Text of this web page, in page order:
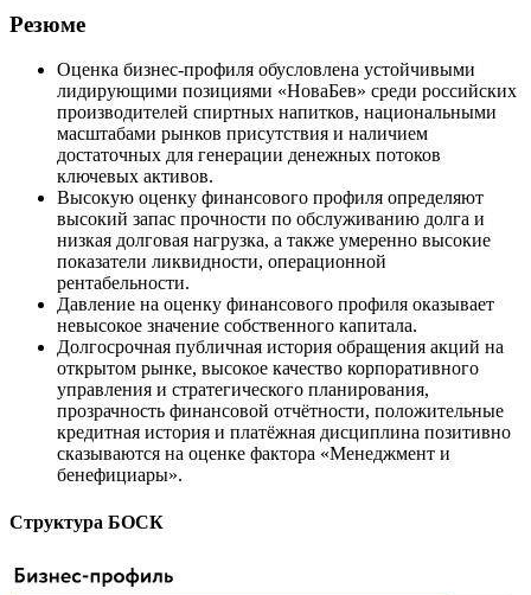
Резюме
Оценка бизнес-профиля обусловлена устойчивыми
лидирующими позициями «НоваБев» среди российских
производителей спиртных напитков, национальными
масштабами рынков присутствия и наличием
достаточных для генерации денежных потоков
ключевых активов.
Высокую оценку финансового профиля определяют
высокий запас прочности по обслуживанию долга и
низкая долговая нагрузка, а также умеренно высокие
показатели ликвидности, операционной
рентабельности.
Давление на оценку финансового профиля оказывает
невысокое значение собственного капитала.
Долгосрочная публичная история обращения акций на
открытом рынке, высокое качество корпоративного
управления и стратегического планирования,
прозрачность финансовой отчётности, положительные
кредитная история и платёжная дисциплина позитивно
сказываются на оценке фактора «Менеджмент и
бенефициары».
Структура БОСК